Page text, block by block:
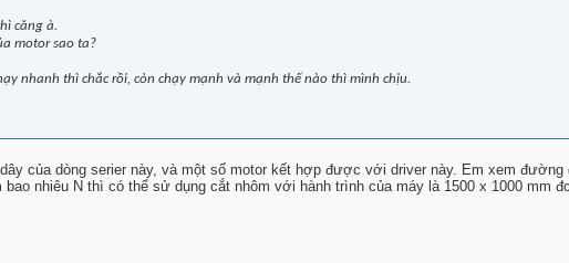
căng à.
motor sao ta?
nhanh thì chắc rồi, còn chạy mạnh và mạnh thế nào thì mình chịu.
của dòng serier này, và một số motor kết hợp được với driver này. Em xem
bao nhiêu N thì có thể sử dụng cắt nhôm với hành trình của máy là 1500 x 1000 mm